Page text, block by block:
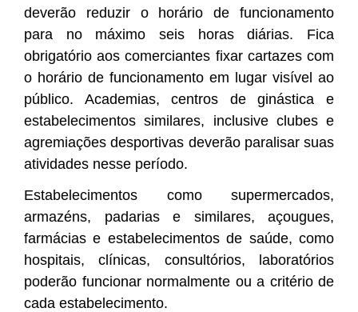
deverão reduzir o horário de funcionamento
para no máximo seis horas diárias. Fica
obrigatório aos comerciantes fixar cartazes com
o horário de funcionamento em lugar visível ao
público. Academias, centros de ginástica e
estabelecimentos similares, inclusive clubes e
agremiações desportivas deverão paralisar suas
atividades nesse período.
Estabelecimentos como supermercados,
armazéns, padarias e similares, açougues,
farmácias e estabelecimentos de saúde, como
hospitais, clínicas, consultórios, laboratórios
poderão funcionar normalmente ou a critério de
cada estabelecimento.